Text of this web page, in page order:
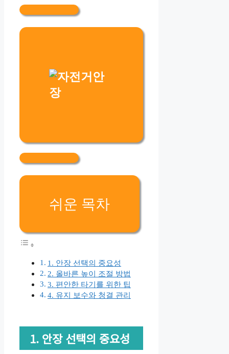
쉬운 목차
1. 안장 선택의 중요성
2. 올바른 높이 조절 방법
3. 편안한 타기를 위한 팁
4. 유지 보수와 청결 관리
1. 안장 선택의 중요성